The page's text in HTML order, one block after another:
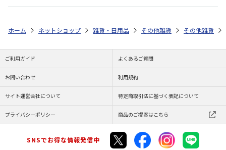
ホーム ネットショップ 雑貨・日用品 その他雑貨 その他雑貨
ご利用ガイド よくあるご質問
お問い合わせ 利用規約
サイト運営会社について 特定商取引法に基づく表記について
プライバシーポリシー 商品のご提案はこちら
SNSでお得な情報発信中